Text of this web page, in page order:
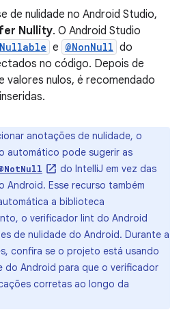
de nulidade no Android Studio,
Nullity. O Android Studio
e @NonNull do
no código. Depois de
valores nulos, é recomendado
anotações de nulidade, o
automático pode sugerir as
do IntelliJ em vez das
Android. Esse recurso também
a biblioteca
o verificador lint do Android
de nulidade do Android. Durante a
confira se o projeto está usando
do Android para que o verificador
corretas ao longo da